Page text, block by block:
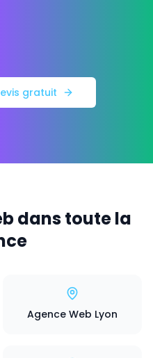
gratuit
dans toute la
Agence Web Lyon